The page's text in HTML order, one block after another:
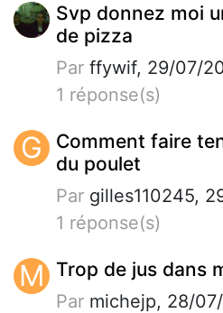
Svp donnez moi
de pizza
Par ffywif, 29/07/
1 réponse(s)
G
Comment faire
du poulet
Par gilles110245,
1 réponse(s)
M Trop de jus dans
Par michejp, 28/